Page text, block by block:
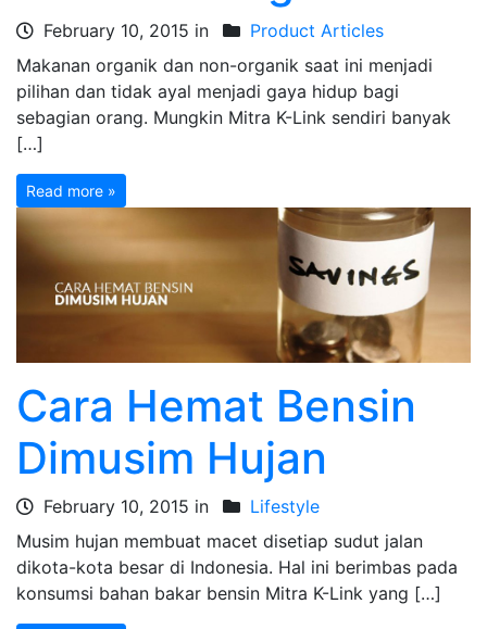
February 10, 2015 in
Product Articles
Makanan organik dan non-organik saat ini menjadi
pilihan dan tidak ayal menjadi gaya hidup bagi
sebagian orang. Mungkin Mitra K-Link sendiri banyak
[…]
Read more »
Cara Hemat Bensin
Dimusim Hujan
February 10, 2015 in
Lifestyle
Musim hujan membuat macet disetiap sudut jalan
dikota-kota besar di Indonesia. Hal ini berimbas pada
konsumsi bahan bakar bensin Mitra K-Link yang […]